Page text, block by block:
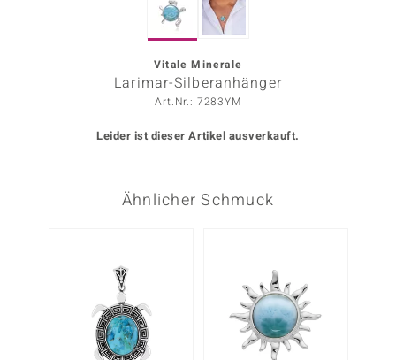
Vitale Minerale
Larimar-Silberanhänger
Art.Nr.: 7283YM
Leider ist dieser Artikel ausverkauft.
Ähnlicher Schmuck